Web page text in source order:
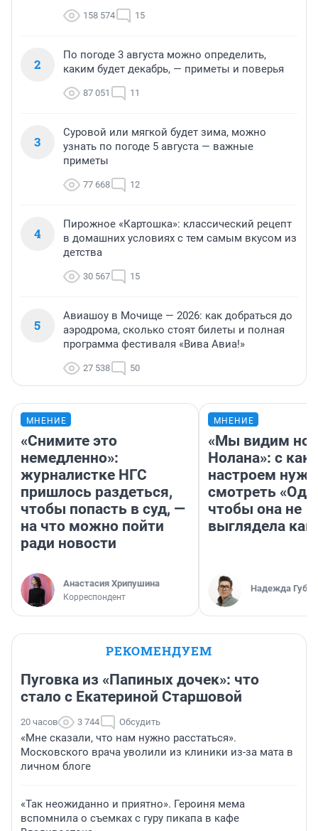
158 574 15
2
По погоде 3 августа можно определить,
каким будет декабрь, — приметы и поверья
87 051 11
3
Суровой или мягкой будет зима, можно
узнать по погоде 5 августа — важные
приметы
77 668 12
4
Пирожное «Картошка»: классический рецепт
в домашних условиях с тем самым вкусом из
детства
30 567 15
5
Авиашоу в Мочище — 2026: как добраться до
аэродрома, сколько стоят билеты и полная
программа фестиваля «Вива Авиа!»
27 538 50
МНЕНИЕ
«Снимите это
немедленно»:
журналистке НГС
пришлось раздеться,
чтобы попасть в суд, —
на что можно пойти
ради новости
Анастасия Хрипушина
Корреспондент
МНЕНИЕ
«Мы видим
Нолана»: с
настроем
смотреть
чтобы она не
выглядела как
Надежда
РЕКОМЕНДУЕМ
Пуговка из «Папиных дочек»: что
стало с Екатериной Старшовой
20 часов 3 744 Обсудить
«Мне сказали, что нам нужно расстаться».
Московского врача уволили из клиники из-за мата в
личном блоге
«Так неожиданно и приятно». Героиня мема
вспомнила о съемках с гуру пикапа в кафе